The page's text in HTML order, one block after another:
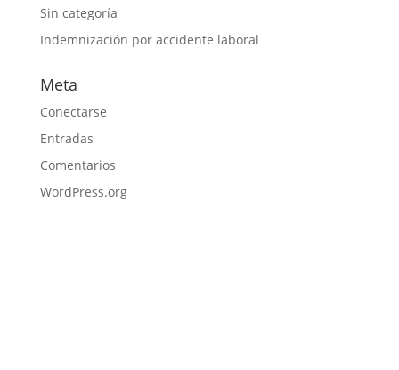
Sin categoría
Indemnización por accidente laboral
Meta
Conectarse
Entradas
Comentarios
WordPress.org